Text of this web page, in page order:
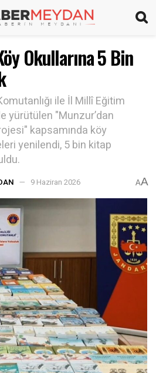
Okullarına 5 Bin
ile İl Millî Eğitim
yürütülen "Munzur’dan
kapsamında köy
yenilendi, 5 bin kitap
9 Haziran 2026 AA